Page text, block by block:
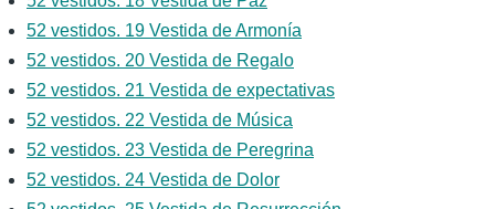
52 vestidos. 19 Vestida de Armonía
52 vestidos. 20 Vestida de Regalo
52 vestidos. 21 Vestida de expectativas
52 vestidos. 22 Vestida de Música
52 vestidos. 23 Vestida de Peregrina
52 vestidos. 24 Vestida de Dolor